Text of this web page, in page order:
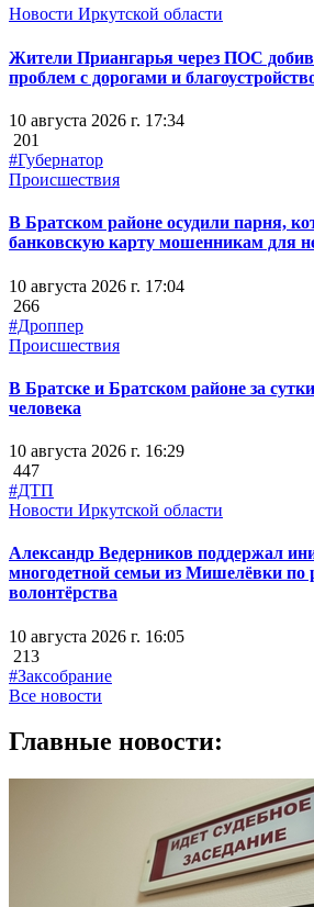
Новости Иркутской области
Жители Приангарья через ПОС
проблем с дорогами и
10 августа 2026 г. 17:34
201
#Губернатор
Происшествия
В Братском районе осудили парня,
банковскую карту мошенникам для
10 августа 2026 г. 17:04
266
#Дроппер
Происшествия
В Братске и Братском районе за
человека
10 августа 2026 г. 16:29
447
#ДТП
Новости Иркутской области
Александр Ведерников поддержал
многодетной семьи из Мишелёвки по
волонтёрства
10 августа 2026 г. 16:05
213
#Заксобрание
Все новости
Главные новости: